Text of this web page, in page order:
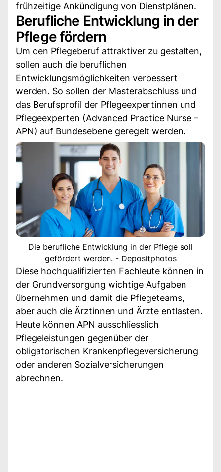
frühzeitige Ankündigung von Dienstplänen.
Berufliche Entwicklung in der
Pflege fördern
Um den Pflegeberuf attraktiver zu gestalten,
sollen auch die beruflichen
Entwicklungsmöglichkeiten verbessert
werden. So sollen der Masterabschluss und
das Berufsprofil der Pflegeexpertinnen und
Pflegeexperten (Advanced Practice Nurse –
APN) auf Bundesebene geregelt werden.
Die berufliche Entwicklung in der Pflege soll
gefördert werden. - Depositphotos
Diese hochqualifizierten Fachleute können in
der Grundversorgung wichtige Aufgaben
übernehmen und damit die Pflegeteams,
aber auch die Ärztinnen und Ärzte entlasten.
Heute können APN ausschliesslich
Pflegeleistungen gegenüber der
obligatorischen Krankenpflegeversicherung
oder anderen Sozialversicherungen
abrechnen.